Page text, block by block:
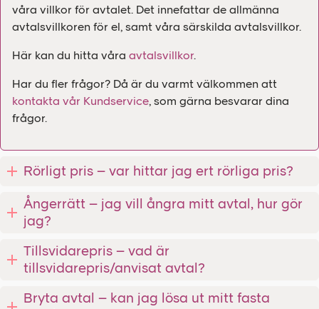
våra villkor för avtalet. Det innefattar de allmänna
avtalsvillkoren för el, samt våra särskilda avtalsvillkor.
Här kan du hitta våra avtalsvillkor.
Har du fler frågor? Då är du varmt välkommen att
kontakta vår Kundservice, som gärna besvarar dina
frågor.
Rörligt pris – var hittar jag ert rörliga pris?
Ångerrätt – jag vill ångra mitt avtal, hur gör
jag?
Tillsvidarepris – vad är
tillsvidarepris/anvisat avtal?
Bryta avtal – kan jag lösa ut mitt fasta